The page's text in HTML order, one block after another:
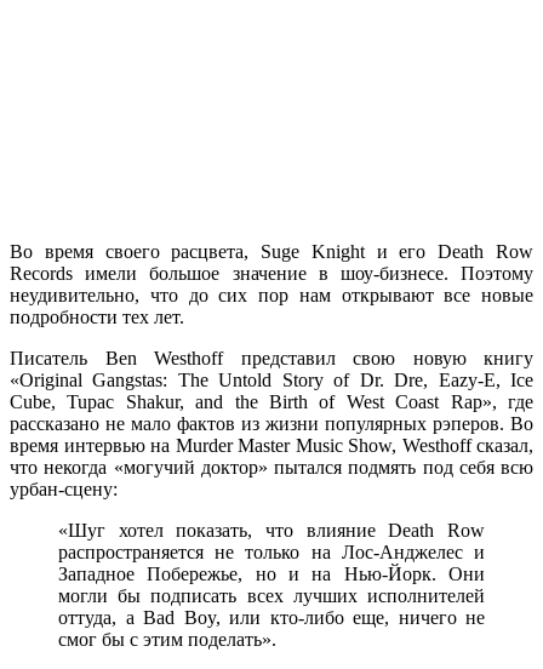
Во время своего расцвета, Suge Knightи егоDeath Row
Records имели большое значение в шоу-бизнесе. Поэтому
неудивительно, что до сих пор нам открывают все новые
подробности тех лет.
Писатель Ben Westhoffпредставил свою новую книгу
«Original Gangstas: The Untold Story of Dr. Dre, Eazy-E, Ice
Cube, Tupac Shakur, and the Birth of West Coast Rap», где
рассказано не мало фактов из жизни популярных рэперов. Во
время интервью на Murder Master Music Show, Westhoffсказал,
что некогда «могучий доктор» пытался подмять под себя всю
урбан-сцену:
«Шуг хотел показать, что влияниеDeath Row
распространяется не только на Лос-Анджелес и
Западное Побережье, но и на Нью-Йорк. Они
могли бы подписать всех лучших исполнителей
оттуда, а Bad Boy, или кто-либо еще, ничего не
смог бы с этим поделать».